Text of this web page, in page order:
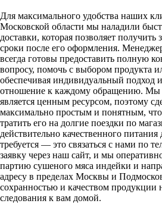
Для максимального удобства наших
Московской области мы наладили
доставки, которая позволяет получить
сроки после его оформления.
всегда готовы предоставить полную
вопросу, помочь с выбором продукта
обеспечивая индивидуальный подход
отношение к каждому обращению. Мы
является ценным ресурсом, поэтому
максимально простым и понятным,
тратить его на долгие поездки по
действительно качественного
требуется — это связаться с нами по
заявку через наш сайт, и мы
партию сушеного мяса индейки и
адресу в пределах Москвы и
сохранностью и качеством продукции
следования к вам домой.